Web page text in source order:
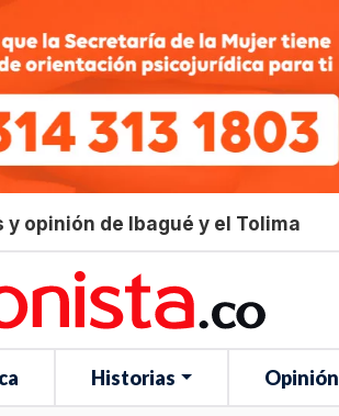
opinión de Ibagué y el Tolima
Historias Opinión